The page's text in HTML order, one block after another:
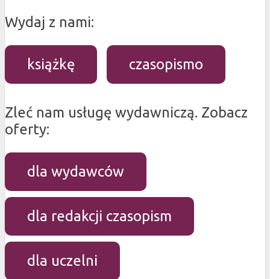
Wydaj z nami:
książkę czasopismo
Zleć nam usługę wydawniczą. Zobacz
oferty:
dla wydawców
dla redakcji czasopism
dla uczelni